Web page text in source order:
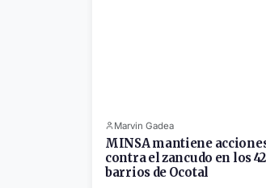
Marvin Gadea
MINSA mantiene
contra el zancudo en los 42
barrios de Ocotal